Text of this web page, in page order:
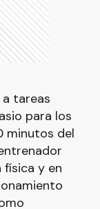
tareas
para los
minutos del
y en